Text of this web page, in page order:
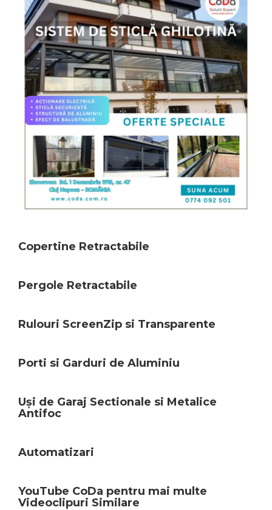
Copertine Retractabile
Pergole Retractabile
Rulouri ScreenZip si Transparente
Porti si Garduri de Aluminiu
Uși de Garaj Sectionale si Metalice
Antifoc
Automatizari
YouTube CoDa pentru mai multe
Videoclipuri Similare